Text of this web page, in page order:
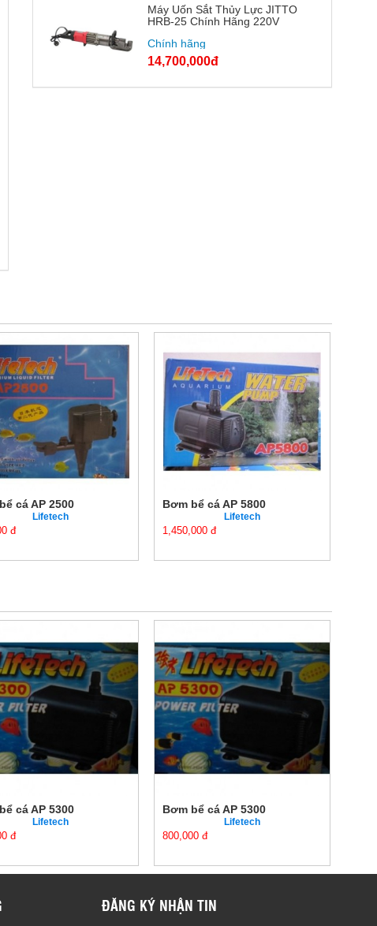
Máy Uốn Sắt Thủy Lực JITTO
HRB-25 Chính Hãng 220V
Chính hãng
14,700,000đ
cá AP 2500
Lifetech
đ
Bơm bể cá AP 5800
Lifetech
1,450,000 đ
cá AP 5300
Lifetech
đ
Bơm bể cá AP 5300
Lifetech
800,000 đ
ĐĂNG KÝ NHẬN TIN